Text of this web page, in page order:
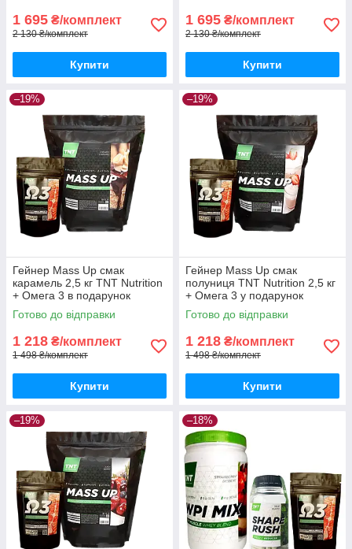
1 695 ₴/комплект
2 130 ₴/комплект
Купити
1 695 ₴/комплект
2 130 ₴/комплект
Купити
–19%
Гейнер Mass Up смак
карамель 2,5 кг TNT Nutrition
+ Омега 3 в подарунок
Готово до відправки
1 218 ₴/комплект
1 498 ₴/комплект
Купити
–19%
Гейнер Mass Up смак
полуниця TNT Nutrition 2,5 кг
+ Омега 3 у подарунок
Готово до відправки
1 218 ₴/комплект
1 498 ₴/комплект
Купити
–19% –18%